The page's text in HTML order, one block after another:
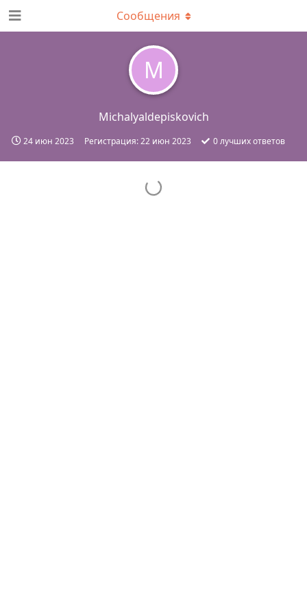
M
Michalyaldepiskovich
24 июн 2023 Регистрация:22 июн 2023 0лучших ответов
Сообщения